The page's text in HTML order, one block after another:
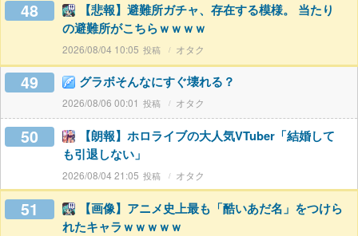
48
【悲報】避難所ガチャ、存在する模様。 当たり
の避難所がこちらｗｗｗｗ
2026/08/04 10:05 オタク
49 グラボそんなにすぐ壊れる？
2026/08/06 00:01 オタク
50
【朗報】ホロライブの大人気VTuber「結婚して
も引退しない」
2026/08/04 21:05 オタク
51
【画像】アニメ史上最も「酷いあだ名」をつけら
れたキャラｗｗｗｗｗ